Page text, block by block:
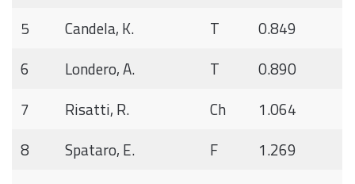
5
Candela, K. T
0.849
6
Londero, A. T
0.890
7
Risatti, R. Ch
1.064
8
Spataro, E. F
1.269